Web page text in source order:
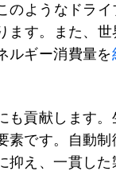
のようなドライ
ます。また、
ルギー消費量を
も貢献します
素です。自動制
抑え、一貫し